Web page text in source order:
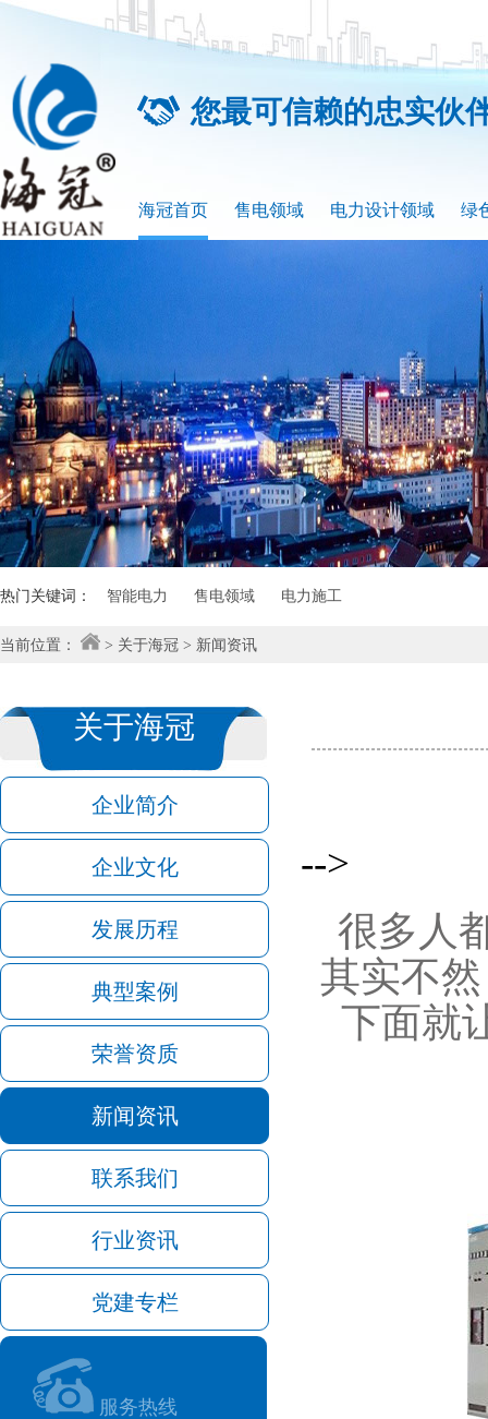
您最可信赖的忠实伙
海冠首页 售电领域 电力设计领域 绿
热门关键词： 智能电力 售电领域 电力施工
当前位置： > 关于海冠 > 新闻资讯
关于海冠
ABOUT HAIGUAN
企业简介
企业文化
发展历程
典型案例
荣誉资质
新闻资讯
联系我们
行业资讯
党建专栏
服务热线
-->
很多人
其实不
下面就